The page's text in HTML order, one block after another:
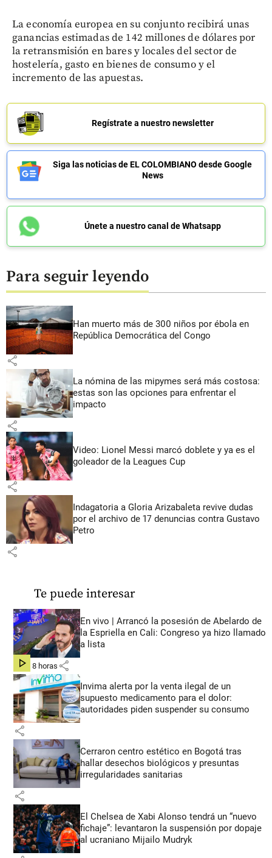
La economía europea en su conjunto recibirá unas
ganancias estimadas de 142 millones de dólares por
la retransmisión en bares y locales del sector de
hostelería, gasto en bienes de consumo y el
incremento de las apuestas.
Regístrate a nuestro newsletter
Siga las noticias de EL COLOMBIANO desde Google
News
Únete a nuestro canal de Whatsapp
Para seguir leyendo
Han muerto más de 300 niños por ébola en
República Democrática del Congo
share
La nómina de las mipymes será más costosa:
estas son las opciones para enfrentar el
impacto
share
Video: Lionel Messi marcó doblete y ya es el
goleador de la Leagues Cup
share
Indagatoria a Gloria Arizabaleta revive dudas
por el archivo de 17 denuncias contra Gustavo
Petro
share
Te puede interesar
En vivo | Arrancó la posesión de Abelardo de
la Espriella en Cali: Congreso ya hizo llamado
a lista
hace 8 horas share
Invima alerta por la venta ilegal de un
supuesto medicamento para el dolor:
autoridades piden suspender su consumo
share
Cerraron centro estético en Bogotá tras
hallar desechos biológicos y presuntas
irregularidades sanitarias
share
El Chelsea de Xabi Alonso tendrá un “nuevo
fichaje”: levantaron la suspensión por dopaje
al ucraniano Mijailo Mudryk